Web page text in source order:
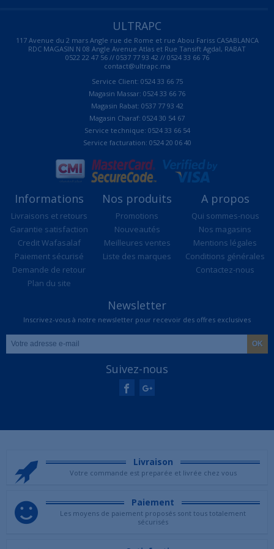
ULTRAPC
117 Avenue du 2 mars Angle rue de Rome et rue Abou Fariss CASABLANCA
RDC MAGASIN N 08 Angle Avenue Atlas et Rue Tansift Agdal, RABAT
0522 22 47 56 // 0537 77 93 42 // 0524 33 66 76
contact@ultrapc.ma
Service Client: 0524 33 66 75
Magasin Massar: 0524 33 66 76
Magasin Rabat: 0537 77 93 42
Magasin Charaf: 0524 30 54 67
Service technique: 0524 33 66 54
Service facturation: 0524 20 06 40
Informations
Livraisons et retours
Garantie satisfaction
Credit Wafasalaf
Paiement sécurisé
Demande de retour
Plan du site
Nos produits
Promotions
Nouveautés
Meilleures ventes
Liste des marques
A propos
Qui sommes-nous
Nos magasins
Mentions légales
Conditions générales
Contactez-nous
Newsletter
Inscrivez-vous à notre newsletter pour recevoir des offres exclusives
Suivez-nous
Livraison
Votre commande est preparée et livrée chez vous
Paiement
Les moyens de paiement proposés sont tous totalement
sécurisés